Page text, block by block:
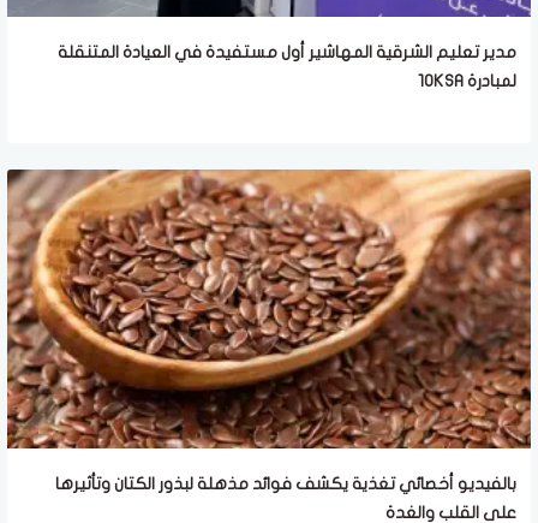
مدير تعليم الشرقية المهاشير أول مستفيدة في العيادة المتنقلة
لمبادرة 10KSA
بالفيديو أخصائي تغذية يكشف فوائد مذهلة لبذور الكتان وتأثيرها
على القلب والغدة